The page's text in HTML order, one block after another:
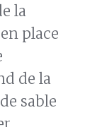
la
place
de la
sable